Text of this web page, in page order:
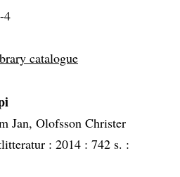
4
catalogue
Jan, Olofsson Christer
: 2014 : 742 s. :